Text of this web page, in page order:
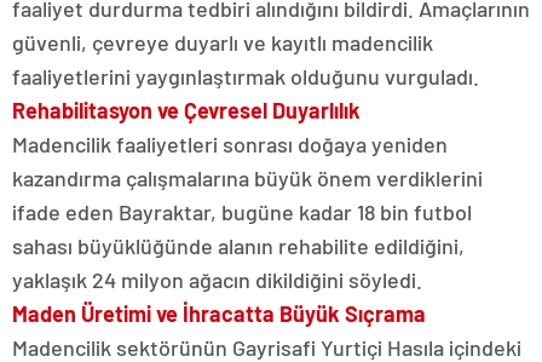
faaliyet durdurma tedbiri alındığını bildirdi. Amaçlarının
güvenli, çevreye duyarlı ve kayıtlı madencilik
faaliyetlerini yaygınlaştırmak olduğunu vurguladı.
Rehabilitasyon ve Çevresel Duyarlılık
Madencilik faaliyetleri sonrası doğaya yeniden
kazandırma çalışmalarına büyük önem verdiklerini
ifade eden Bayraktar, bugüne kadar 18 bin futbol
sahası büyüklüğünde alanın rehabilite edildiğini,
yaklaşık 24 milyon ağacın dikildiğini söyledi.
Maden Üretimi ve İhracatta Büyük Sıçrama
Madencilik sektörünün Gayrisafi Yurtiçi Hasıla içindeki